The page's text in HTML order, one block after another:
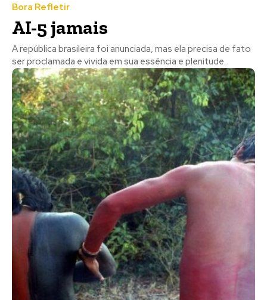
Bora Refletir
AI-5 jamais
A república brasileira foi anunciada, mas ela precisa de fato
ser proclamada e vivida em sua essência e plenitude.